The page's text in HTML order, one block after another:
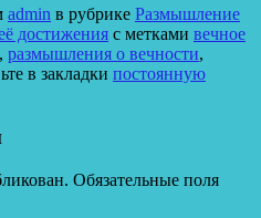
admin в рубрике Размышление
достижения с метками вечное
, размышления о вечности,
в закладки постоянную
Обязательные поля